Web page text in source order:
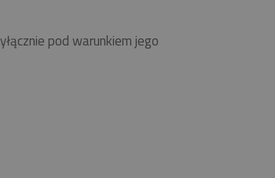
pod warunkiem jego